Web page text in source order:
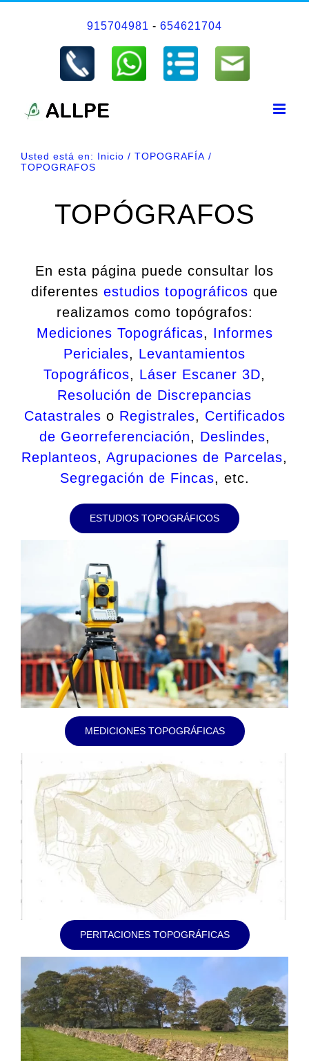
915704981 - 654621704
Usted está en: Inicio
TOPOGRAFÍA
TOPOGRAFOS
TOPÓGRAFOS
En esta página puede consultar los
diferentes estudios topográficos que
realizamos como topógrafos:
Mediciones Topográficas, Informes
Periciales, Levantamientos
Topográficos, Láser Escaner 3D,
Resolución de Discrepancias
Catastrales o Registrales, Certificados
de Georreferenciación, Deslindes,
Replanteos, Agrupaciones de Parcelas,
Segregación de Fincas, etc.
ESTUDIOS TOPOGRÁFICOS
MEDICIONES TOPOGRÁFICAS
PERITACIONES TOPOGRÁFICAS